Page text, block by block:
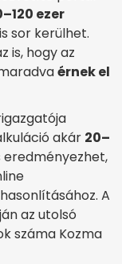
ezer
sor kerülhet.
is, hogy az
érnek el
akár 20–
eredményezhet,
A
az utolsó
száma Kozma